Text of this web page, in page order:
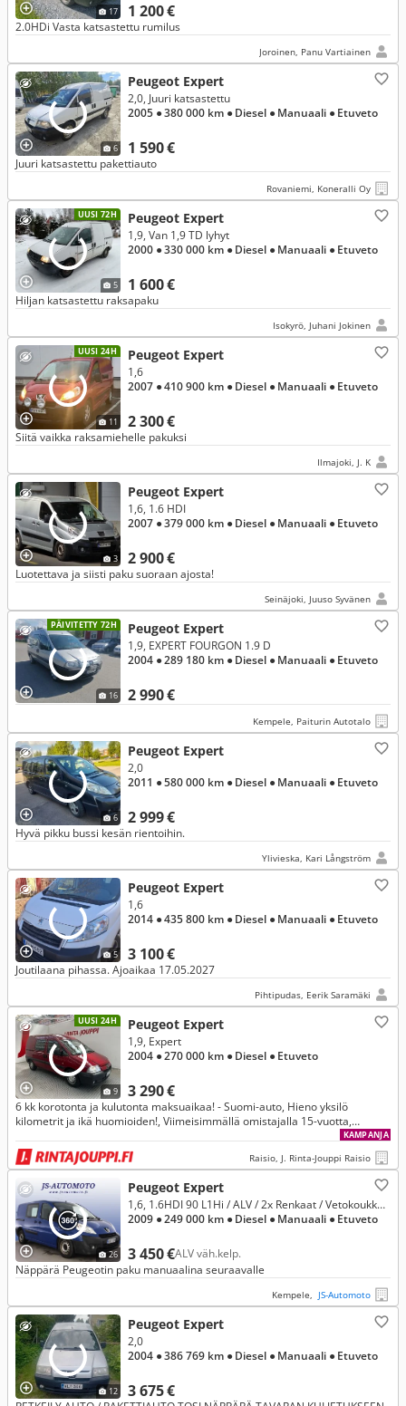
17 1 200 €
2.0HDi Vasta katsastettu rumilus
Joroinen, Panu Vartiainen
6
Peugeot Expert
1 590 €
2,0, Juuri katsastettu
2005 ● 380 000 km ● Diesel ● Manuaali ● Etuveto
Juuri katsastettu pakettiauto
Rovaniemi, Koneralli Oy
UUSI 72H
5
Peugeot Expert
1 600 €
1,9, Van 1,9 TD lyhyt
2000 ● 330 000 km ● Diesel ● Manuaali ● Etuveto
Hiljan katsastettu raksapaku
Isokyrö, Juhani Jokinen
UUSI 24H
11
Peugeot Expert
2 300 €
1,6
2007 ● 410 900 km ● Diesel ● Manuaali ● Etuveto
Siitä vaikka raksamiehelle pakuksi
Ilmajoki, J. K
3
Peugeot Expert
2 900 €
1,6, 1.6 HDI
2007 ● 379 000 km ● Diesel ● Manuaali ● Etuveto
Luotettava ja siisti paku suoraan ajosta!
Seinäjoki, Juuso Syvänen
PÄIVITETTY 72H
16
Peugeot Expert
2 990 €
1,9, EXPERT FOURGON 1.9 D
2004 ● 289 180 km ● Diesel ● Manuaali ● Etuveto
Kempele, Paiturin Autotalo
6
Peugeot Expert
2 999 €
2,0
2011 ● 580 000 km ● Diesel ● Manuaali ● Etuveto
Hyvä pikku bussi kesän rientoihin.
Ylivieska, Kari Långström
5
Peugeot Expert
3 100 €
1,6
2014 ● 435 800 km ● Diesel ● Manuaali ● Etuveto
Joutilaana pihassa. Ajoaikaa 17.05.2027
Pihtipudas, Eerik Saramäki
UUSI 24H
9
Peugeot Expert
3 290 €
1,9, Expert
2004 ● 270 000 km ● Diesel ● Etuveto
6 kk korotonta ja kulutonta maksuaikaa! - Suomi-auto, Hieno yksilö
kilometrit ja ikä huomioiden!, Viimeisimmällä omistajalla 15-vuotta,
KAMPANJA
Raisio, J. Rinta-Jouppi Raisio
26
Peugeot Expert
3 450 €ALV väh.kelp.
1,6, 1.6HDI 90 L1Hi / ALV / 2x Renkaat / Vetokoukku / Moottorilämmitin+sp / 05/2026 katsastettu / Vaihto ja rahoitus
2009 ● 249 000 km ● Diesel ● Manuaali ● Etuveto
Näppärä Peugeotin paku manuaalina seuraavalle
Kempele, JS-Automoto
12
Peugeot Expert
3 675 €
2,0
2004 ● 386 769 km ● Diesel ● Manuaali ● Etuveto